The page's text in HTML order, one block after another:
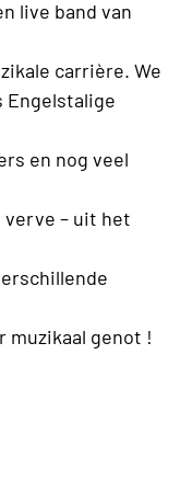
live band van
carrière. We
Engelstalige
en nog veel
verve – uit het
muzikaal genot !